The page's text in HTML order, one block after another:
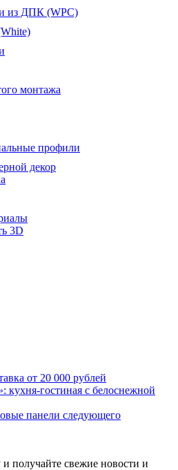
из ДПК (WPC)
монтажа
профили
декор
3D
от 20 000 рублей
кухня-гостиная с белоснежной
панели следующего
получайте свежие новости и